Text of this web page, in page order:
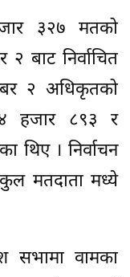
३२७ मतको
२ बाट निर्वाचित
२ अधिकृतको
हजार ८९३ र
थिए । निर्वाचन
मतदाता मध्ये
सभामा वामका